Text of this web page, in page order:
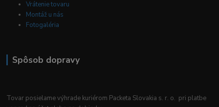
Vrátenie tovaru
Montáž u nás
Fotogaléria
Spôsob dopravy
Tovar posielame výhrade kuriérom Packeta Slovakia s. r. o. pri platbe